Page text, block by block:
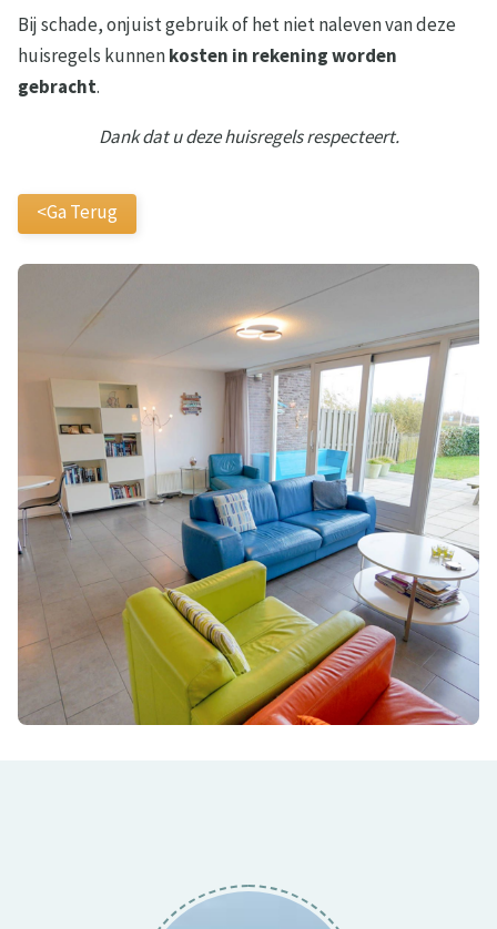
Bij schade, onjuist gebruik of het niet naleven van deze
huisregels kunnenkosten in rekening worden
gebracht.
Dank dat u deze huisregels respecteert.
<Ga Terug